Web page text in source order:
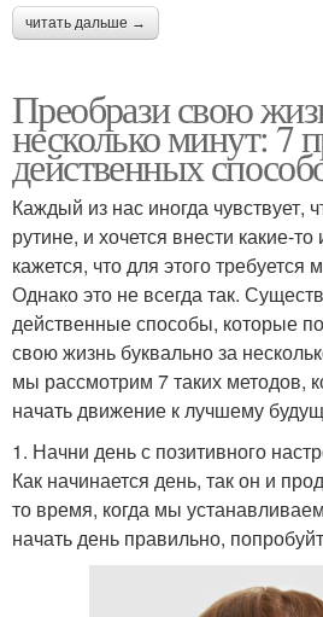
читать дальше →
Преобрази свою
несколько минут: 7
действенных
Каждый из нас иногда чувствует,
рутине, и хочется внести какие-
кажется, что для этого требуется
Однако это не всегда так.
действенные способы, которые
свою жизнь буквально за
мы рассмотрим 7 таких методов,
начать движение к лучшему
1. Начни день с позитивного
Как начинается день, так он и
то время, когда мы
начать день правильно,